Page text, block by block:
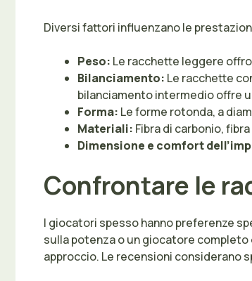
Diversi fattori influenzano le
Peso: Le racchette leggere
Bilanciamento: Le racchette
bilanciamento intermedio offre
Forma: Le forme rotonda, a
Materiali: Fibra di carbonio,
Dimensione e comfort
Confrontare le
I giocatori spesso hanno preferenze
sulla potenza o un giocatore
approccio. Le recensioni considerano